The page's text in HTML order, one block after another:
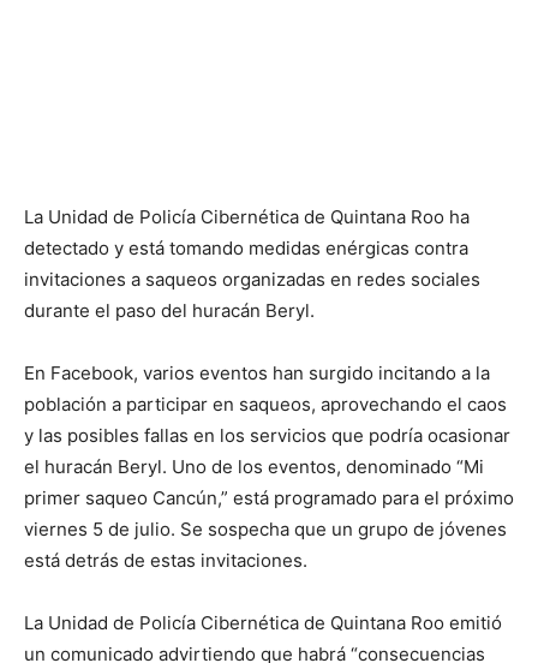
La Unidad de Policía Cibernética de Quintana Roo ha
detectado y está tomando medidas enérgicas contra
invitaciones a saqueos organizadas en redes sociales
durante el paso del huracán Beryl.
En Facebook, varios eventos han surgido incitando a la
población a participar en saqueos, aprovechando el caos
y las posibles fallas en los servicios que podría ocasionar
el huracán Beryl. Uno de los eventos, denominado “Mi
primer saqueo Cancún,” está programado para el próximo
viernes 5 de julio. Se sospecha que un grupo de jóvenes
está detrás de estas invitaciones.
La Unidad de Policía Cibernética de Quintana Roo emitió
un comunicado advirtiendo que habrá “consecuencias